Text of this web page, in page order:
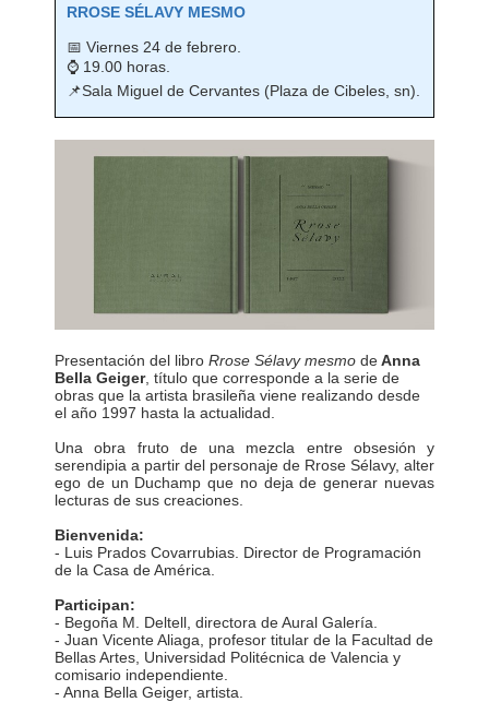
RROSE SÉLAVY MESMO
📅 Viernes 24 de febrero.
⌚ 19.00 horas.
📌Sala Miguel de Cervantes (Plaza de Cibeles, sn).
Presentación del libro Rrose Sélavy mesmo deAnna
Bella Geiger, título que corresponde a la serie de
obras que la artista brasileña viene realizando desde
el año 1997 hasta la actualidad.
Una obra fruto de una mezcla entre obsesión y
serendipia a partir del personaje de Rrose Sélavy, alter
ego de un Duchamp que no deja de generar nuevas
lecturas de sus creaciones.
Bienvenida:
- Luis Prados Covarrubias. Director de Programación
de la Casa de América.
Participan:
- Begoña M. Deltell, directora de Aural Galería.
- Juan Vicente Aliaga, profesor titular de la Facultad de
Bellas Artes, Universidad Politécnica de Valencia y
comisario independiente.
- Anna Bella Geiger, artista.